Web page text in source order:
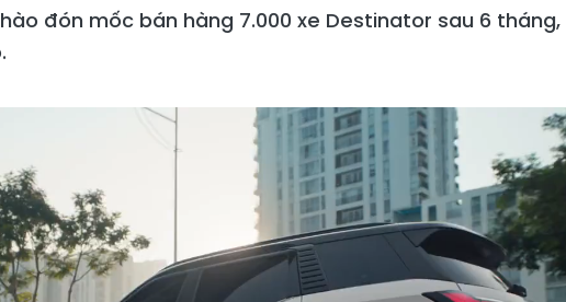
đón mốc bán hàng 7.000 xe Destinator sau 6